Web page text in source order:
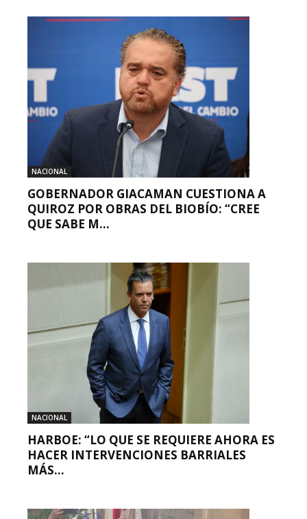
NACIONAL
GOBERNADOR GIACAMAN CUESTIONA A
QUIROZ POR OBRAS DEL BIOBÍO: “CREE
QUE SABE M...
NACIONAL
HARBOE: “LO QUE SE REQUIERE AHORA ES
HACER INTERVENCIONES BARRIALES
MÁS...